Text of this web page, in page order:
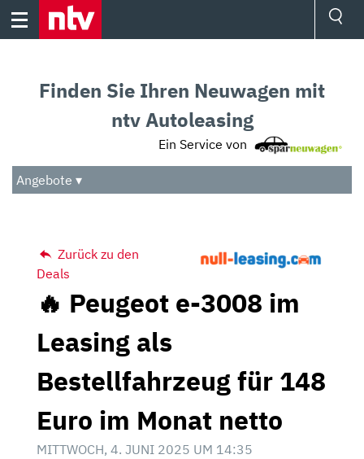
Skip
Audio
Das Beste
Finden Sie Ihren Neuwagen mit
ntv Autoleasing
Ein Service von
Angebote ▾
Zurück zu den
Deals
🔥 Peugeot e-3008 im
Leasing als
Bestellfahrzeug für 148
Euro im Monat netto
MITTWOCH, 4. JUNI 2025 UM 14:35